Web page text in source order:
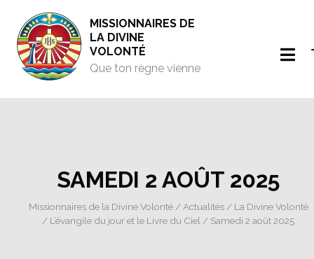
MISSIONNAIRES DE
LA DIVINE
VOLONTÉ
Que ton règne vienne
SAMEDI 2 AOÛT 2025
Missionnaires de la Divine Volonté/ Actualités/ La Divine Volonté
/ L’évangile du jour et le Livre du Ciel / Samedi 2 août 2025